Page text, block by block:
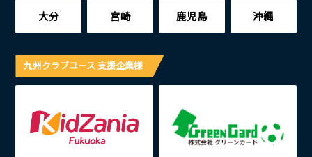
大分 宮崎 鹿児島 沖縄
九州クラブユース 支援企業様